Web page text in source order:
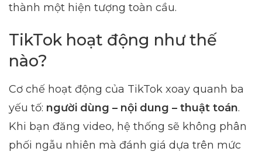
thành một hiện tượng toàn cầu.
TikTok hoạt động như thế
nào?
Cơ chế hoạt động của TikTok xoay quanh ba
yếu tố: người dùng – nội dung – thuật toán.
Khi bạn đăng video, hệ thống sẽ không phân
phối ngẫu nhiên mà đánh giá dựa trên mức